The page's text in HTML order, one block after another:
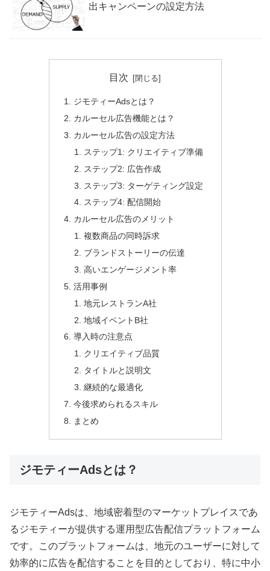
出キャンペーンの設定方法
目次
ジモティーAdsとは？
カルーセル広告機能とは？
カルーセル広告の設定方法
ステップ1: クリエイティブ準備
ステップ2: 広告作成
ステップ3: ターゲティング設定
ステップ4: 配信開始
カルーセル広告のメリット
複数商品の同時訴求
ブランドストーリーの伝達
高いエンゲージメント率
活用事例
地元レストランA社
地域イベントB社
導入時の注意点
クリエイティブ品質
タイトルと説明文
継続的な最適化
今後求められるスキル
まとめ
ジモティーAdsとは？
ジモティーAdsは、地域密着型のマーケットプレイスであ
るジモティーが提供する運用型広告配信プラットフォーム
です。このプラットフォームは、地元のユーザーに対して
効率的に広告を配信することを目的としており、特に中小